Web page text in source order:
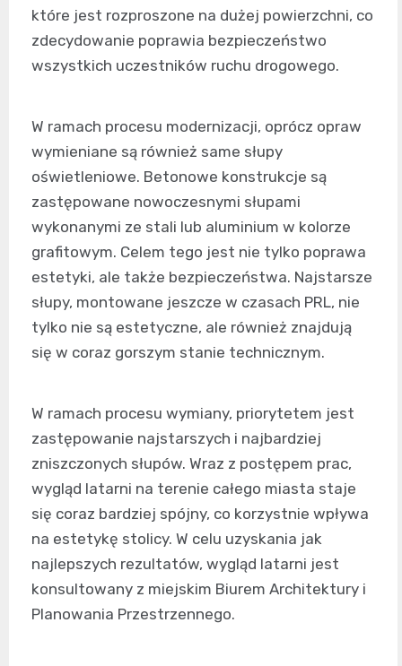
które jest rozproszone na dużej powierzchni, co
zdecydowanie poprawia bezpieczeństwo
wszystkich uczestników ruchu drogowego.
W ramach procesu modernizacji, oprócz opraw
wymieniane są również same słupy
oświetleniowe. Betonowe konstrukcje są
zastępowane nowoczesnymi słupami
wykonanymi ze stali lub aluminium w kolorze
grafitowym. Celem tego jest nie tylko poprawa
estetyki, ale także bezpieczeństwa. Najstarsze
słupy, montowane jeszcze w czasach PRL, nie
tylko nie są estetyczne, ale również znajdują
się w coraz gorszym stanie technicznym.
W ramach procesu wymiany, priorytetem jest
zastępowanie najstarszych i najbardziej
zniszczonych słupów. Wraz z postępem prac,
wygląd latarni na terenie całego miasta staje
się coraz bardziej spójny, co korzystnie wpływa
na estetykę stolicy. W celu uzyskania jak
najlepszych rezultatów, wygląd latarni jest
konsultowany z miejskim Biurem Architektury i
Planowania Przestrzennego.